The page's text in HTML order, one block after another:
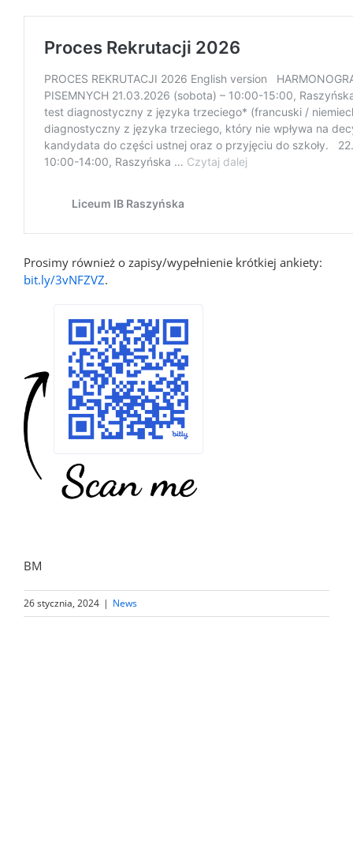
Prosimy również o zapisy/wypełnienie krótkiej ankiety:
bit.ly/3vNFZVZ.
BM
26 stycznia, 2024 | News